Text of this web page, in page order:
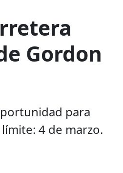
Gordon
para
4 de marzo.